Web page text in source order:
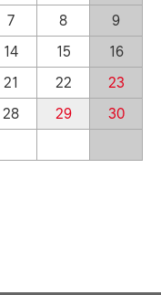
7 8
9
14 15
16
21 22
23
28 29
30